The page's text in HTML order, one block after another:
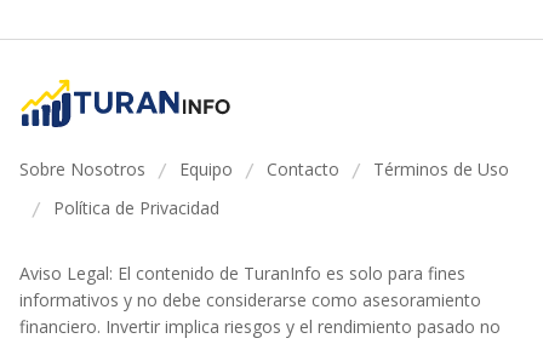
Sobre Nosotros / Equipo / Contacto / Términos de Uso
/ Política de Privacidad
Aviso Legal: El contenido de TuranInfo es solo para fines
informativos y no debe considerarse como asesoramiento
financiero. Invertir implica riesgos y el rendimiento pasado no